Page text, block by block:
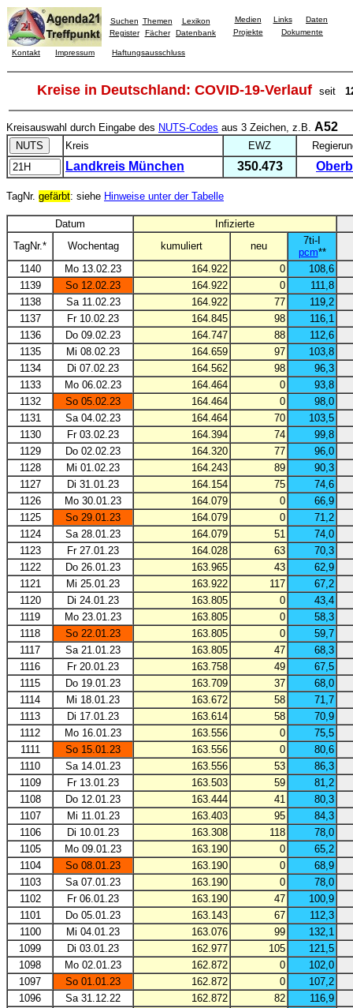
Suchen Themen
Lexikon
Register
Fächer Datenbank
Medien Links
Daten
Projekte
Dokumente
Kontakt Impressum Haftungsausschluss
Kreise in Deutschland: COVID-19-Verlauf seit
Kreisauswahl durch Eingabe des NUTS-Codes aus 3 Zeichen, z.B. A52
Kreis EWZ
Landkreis München 350.473
TagNr. gefärbt: siehe Hinweise unter der Tabelle
Datum
Infizierte
TagNr.*
Wochentag kumuliert neu
7ti-I
pcm**
1140
Mo 13.02.23 164.922 0
108,6
1139
So 12.02.23 164.922 0
111,8
1138
Sa 11.02.23 164.922 77
119,2
1137
Fr 10.02.23 164.845 98
116,1
1136
Do 09.02.23 164.747 88
112,6
1135
Mi 08.02.23 164.659 97
103,8
1134
Di 07.02.23 164.562 98
96,3
1133
Mo 06.02.23 164.464 0
93,8
1132
So 05.02.23 164.464 0
98,0
1131
Sa 04.02.23 164.464 70
103,5
1130
Fr 03.02.23 164.394 74
99,8
1129
Do 02.02.23 164.320 77
96,0
1128
Mi 01.02.23 164.243 89
90,3
1127
Di 31.01.23 164.154 75
74,6
1126
Mo 30.01.23 164.079 0
66,9
1125
So 29.01.23 164.079 0
71,2
1124
Sa 28.01.23 164.079 51
74,0
1123
Fr 27.01.23 164.028 63
70,3
1122
Do 26.01.23 163.965 43
62,9
1121
Mi 25.01.23 163.922 117
67,2
1120
Di 24.01.23 163.805 0
43,4
1119
Mo 23.01.23 163.805 0
58,3
1118
So 22.01.23 163.805 0
59,7
1117
Sa 21.01.23 163.805 47
68,3
1116
Fr 20.01.23 163.758 49
67,5
1115
Do 19.01.23 163.709 37
68,0
1114
Mi 18.01.23 163.672 58
71,7
1113
Di 17.01.23 163.614 58
70,9
1112
Mo 16.01.23 163.556 0
75,5
1111
So 15.01.23 163.556 0
80,6
1110
Sa 14.01.23 163.556 53
86,3
1109
Fr 13.01.23 163.503 59
81,2
1108
Do 12.01.23 163.444 41
80,3
1107
Mi 11.01.23 163.403 95
84,3
1106
Di 10.01.23 163.308 118
78,0
1105
Mo 09.01.23 163.190 0
65,2
1104
So 08.01.23 163.190 0
68,9
1103
Sa 07.01.23 163.190 0
78,0
1102
Fr 06.01.23 163.190 47
100,9
1101
Do 05.01.23 163.143 67
112,3
1100
Mi 04.01.23 163.076 99
132,1
1099
Di 03.01.23 162.977 105
121,5
1098
Mo 02.01.23 162.872 0
102,0
1097
So 01.01.23 162.872 0
107,2
1096
Sa 31.12.22 162.872 82
116,9